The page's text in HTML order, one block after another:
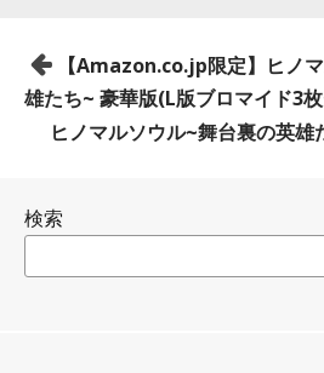
投
稿
ー
【Amazon.co.jp限定】ヒノ
雄たち~ 豪華版(L版ブロマイド3
ヒノマルソウル~舞台裏の英雄
検索